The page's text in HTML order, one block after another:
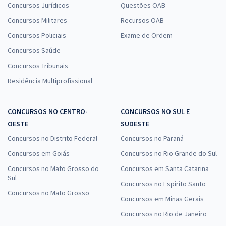
Concursos Jurídicos
Concursos Militares
Concursos Policiais
Concursos Saúde
Concursos Tribunais
Residência Multiprofissional
Questões OAB
Recursos OAB
Exame de Ordem
CONCURSOS NO CENTRO-
OESTE
Concursos no Distrito Federal
Concursos em Goiás
Concursos no Mato Grosso do
Sul
Concursos no Mato Grosso
CONCURSOS NO SUL E
SUDESTE
Concursos no Paraná
Concursos no Rio Grande do Sul
Concursos em Santa Catarina
Concursos no Espírito Santo
Concursos em Minas Gerais
Concursos no Rio de Janeiro